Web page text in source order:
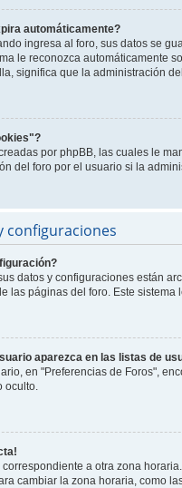
automáticamente?
ingresa al foro, sus datos se
le reconozca automáticamente
significa que la administración
por phpBB, las cuales le
del foro por el usuario si la
configuraciones
datos y configuraciones están
las páginas del foro. Este
aparezca en las listas de
en "Preferencias de Foros",
oculto.
a otra zona
cambiar la zona horaria, como